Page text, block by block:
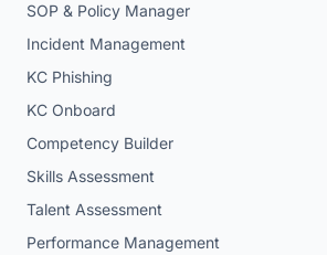
SOP & Policy Manager
Incident Management
KC Phishing
KC Onboard
Competency Builder
Skills Assessment
Talent Assessment
Performance Management